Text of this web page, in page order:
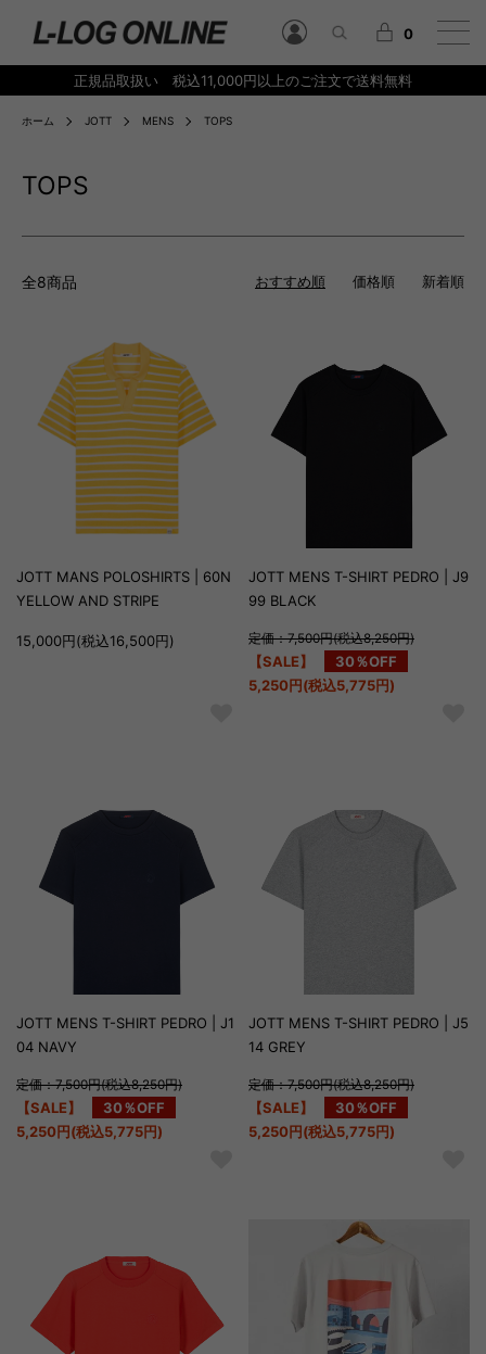
正規品取扱い 税込11,000円以上のご注文で送料無料
0
ホーム JOTT MENS TOPS
TOPS
全8商品 おすすめ順 価格順 新着順
JOTT MANS POLOSHIRTS | 60N
YELLOW AND STRIPE
15,000円(税込16,500円)
JOTT MENS T-SHIRT PEDRO | J9
99 BLACK
定価：7,500円(税込8,250円)
【SALE】
30％OFF
5,250円(税込5,775円)
JOTT MENS T-SHIRT PEDRO | J1
04 NAVY
定価：7,500円(税込8,250円)
【SALE】
30％OFF
5,250円(税込5,775円)
JOTT MENS T-SHIRT PEDRO | J5
14 GREY
定価：7,500円(税込8,250円)
【SALE】
30％OFF
5,250円(税込5,775円)